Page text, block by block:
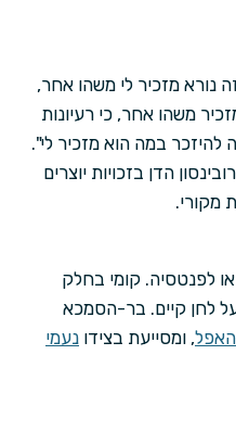
נורא מזכיר לי משהו אחר,
משהו אחר, כי רעיונות
להיזכר במה הוא מזכיר לי".
הדן בזכויות יוצרים
מקורי.
לפנטסיה. קומי בחלק
לחן קיים. בר-הסמכא
, ומסייעת בצידו נעמי